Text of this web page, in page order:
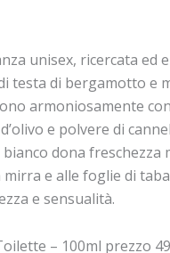
unisex, ricercata ed
testa di bergamotto e
armoniosamente
e polvere di
dona freschezza
mirra e alle foglie di
e sensualità.
– 100ml prezzo